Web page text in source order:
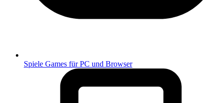
Spiele Games für PC und Browser